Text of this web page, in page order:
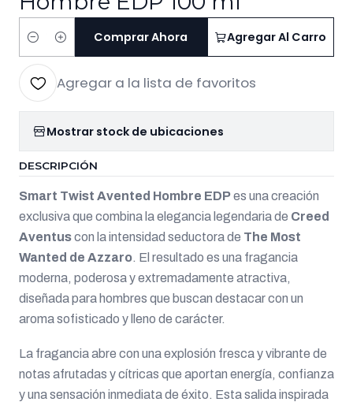
Cantidad
Agregar Al Carro
Comprar Ahora
Agregar a la lista de favoritos
Mostrar stock de ubicaciones
DESCRIPCIÓN
Smart Twist Avented Hombre EDPes una creación
exclusiva que combina la elegancia legendaria de Creed
Aventuscon la intensidad seductora de The Most
Wanted de Azzaro. El resultado es una fragancia
moderna, poderosa y extremadamente atractiva,
diseñada para hombres que buscan destacar con un
aroma sofisticado y lleno de carácter.
La fragancia abre con una explosión fresca y vibrante de
notas afrutadas y cítricas que aportan energía, confianza
y una sensación inmediata de éxito. Esta salida inspirada